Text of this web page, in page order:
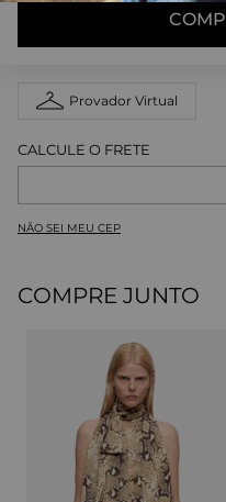
Provador Virtual
NÃO SEI MEU CEP
COMPRE JUNTO